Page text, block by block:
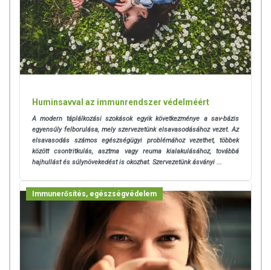
Huminsavval az immunrendszer védelméért
A modern táplálkozási szokások egyik következménye a sav-bázis
egyensúly felborulása, mely szervezetünk elsavasodásához vezet. Az
elsavasodás számos egészségügyi problémához vezethet, többek
között csontritkulás, asztma vagy reuma kialakulásához, továbbá
hajhullást és súlynövekedést is okozhat. Szervezetünk ásványi ...
Immunerősítés, egészségvédelem